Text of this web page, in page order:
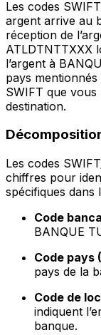
Les codes
argent arrive au
réception de
ATLDTNTTXXX
l’argent à
pays
SWIFT que
destination.
Les codes
chiffres pour
spécifiques dans
Code
BANQUE
Code pays
pays de la
Code de
indiquent
banque.